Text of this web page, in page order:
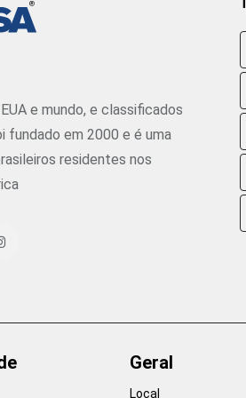
e mundo, e classificados
fundado em 2000 e é uma
residentes nos
Geral
Local